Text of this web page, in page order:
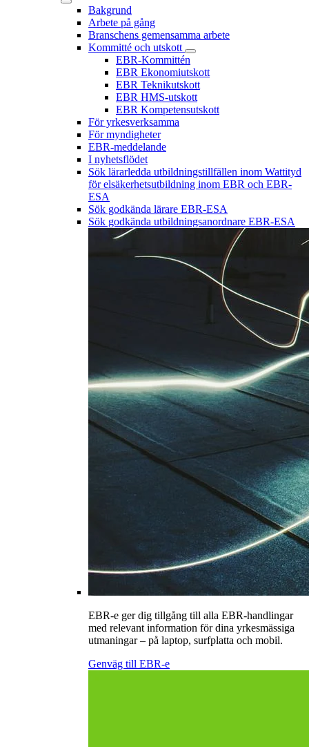
Bakgrund
Arbete på gång
Branschens gemensamma arbete
Kommitté och utskott
EBR-Kommittén
EBR Ekonomiutskott
EBR Teknikutskott
EBR HMS-utskott
EBR Kompetensutskott
För yrkesverksamma
För myndigheter
EBR-meddelande
I nyhetsflödet
Sök lärarledda utbildningstillfällen inom Wattityd
för elsäkerhetsutbildning inom EBR och EBR-
ESA
Sök godkända lärare EBR-ESA
Sök godkända utbildningsanordnare EBR-ESA
EBR-e ger dig tillgång till alla EBR-handlingar
med relevant information för dina yrkesmässiga
utmaningar – på laptop, surfplatta och mobil.
Genväg till EBR-e